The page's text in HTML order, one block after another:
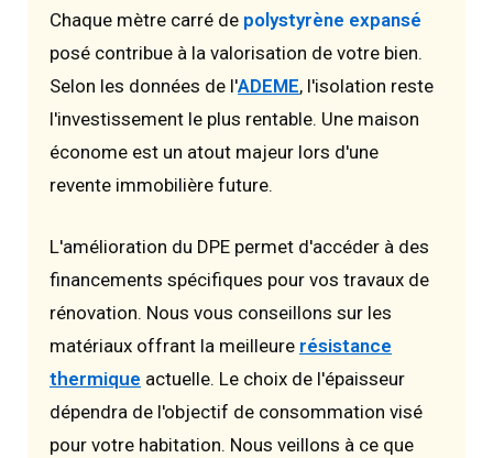
Chaque mètre carré de polystyrène expansé
posé contribue à la valorisation de votre bien.
Selon les données de l'ADEME, l'isolation reste
l'investissement le plus rentable. Une maison
économe est un atout majeur lors d'une
revente immobilière future.
L'amélioration du DPE permet d'accéder à des
financements spécifiques pour vos travaux de
rénovation. Nous vous conseillons sur les
matériaux offrant la meilleure résistance
thermique actuelle. Le choix de l'épaisseur
dépendra de l'objectif de consommation visé
pour votre habitation. Nous veillons à ce que